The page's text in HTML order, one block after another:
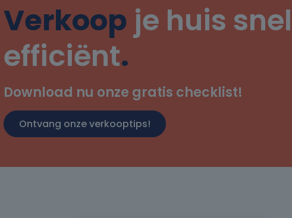
Verkoop je huis
efficiënt.
Download nu onze gratis checklist!
Ontvang onze verkooptips!